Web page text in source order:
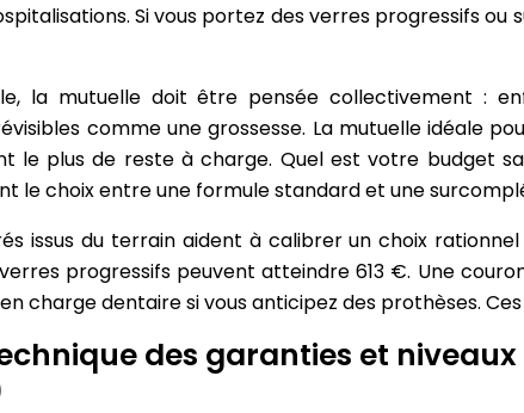
Si vous portez des verres progressifs
la mutuelle doit être pensée collectivement :
comme une grossesse. La mutuelle idéale
le plus de reste à charge. Quel est votre budget
le choix entre une formule standard et une
issus du terrain aident à calibrer un choix
progressifs peuvent atteindre 613 €. Une
charge dentaire si vous anticipez des prothèses.
des garanties et